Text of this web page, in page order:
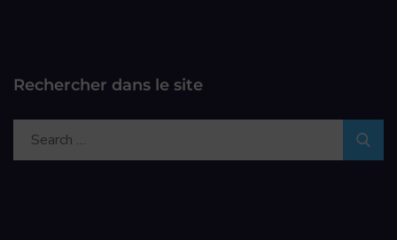
Rechercher dans le site